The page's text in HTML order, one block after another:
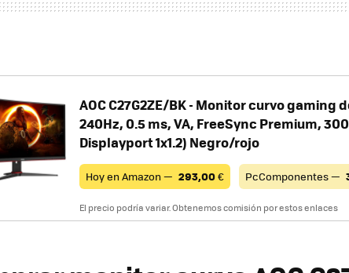
AOC C27G2ZE/BK - Monitor curvo gaming
240Hz, 0.5 ms, VA, FreeSync Premium,
Displayport 1x1.2) Negro/rojo
Hoy en Amazon — 293,00€ PcComponentes —
El precio podría variar. Obtenemos comisión por estos enlaces